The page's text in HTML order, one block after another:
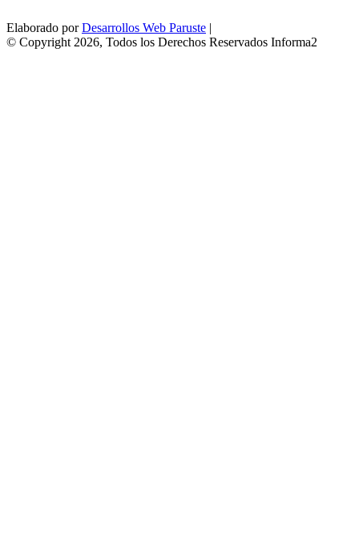
Elaborado porDesarrollos Web Paruste |
© Copyright 2026, Todos los Derechos Reservados Informa2